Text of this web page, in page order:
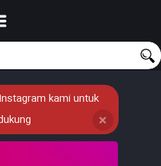
kami untuk
❌